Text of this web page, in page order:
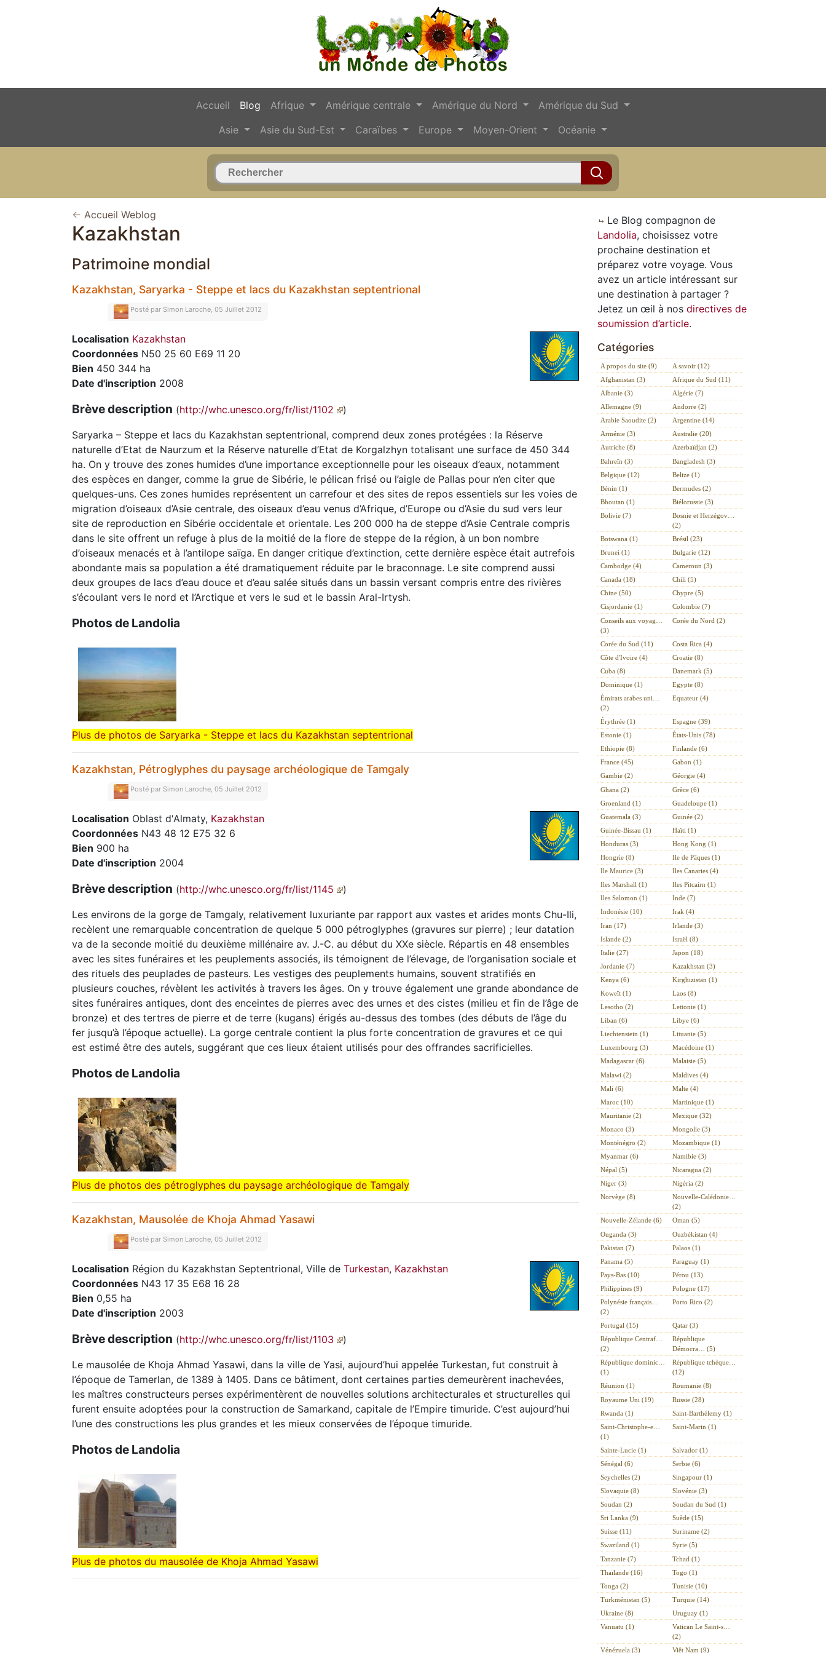
Accueil Blog Afrique Amérique centrale Amérique du Nord
Amérique du Sud
Asie
Asie du Sud-Est Caraïbes Europe Moyen-Orient Océanie
← Accueil Weblog
Kazakhstan
Patrimoine mondial
Kazakhstan, Saryarka - Steppe et lacs du Kazakhstan septentrional
Posté par Simon Laroche, 05 Juillet 2012
Localisation Kazakhstan
Coordonnées N50 25 60 E69 11 20
Bien 450 344 ha
Date d'inscription 2008
Brève description (http://whc.unesco.org/fr/list/1102 )
Saryarka – Steppe et lacs du Kazakhstan septentrional, comprend deux zones protégées : la Réserve
naturelle d’Etat de Naurzum et la Réserve naturelle d’Etat de Korgalzhyn totalisant une surface de 450 344
ha. On y trouve des zones humides d’une importance exceptionnelle pour les oiseaux d’eaux, notamment
des espèces en danger, comme la grue de Sibérie, le pélican frisé ou l’aigle de Pallas pour n’en citer que
quelques-uns. Ces zones humides représentent un carrefour et des sites de repos essentiels sur les voies de
migration d’oiseaux d’Asie centrale, des oiseaux d’eau venus d’Afrique, d’Europe ou d’Asie du sud vers leur
site de reproduction en Sibérie occidentale et orientale. Les 200 000 ha de steppe d’Asie Centrale compris
dans le site offrent un refuge à plus de la moitié de la flore de steppe de la région, à un bon nombre
d’oiseaux menacés et à l’antilope saïga. En danger critique d’extinction, cette dernière espèce était autrefois
abondante mais sa population a été dramatiquement réduite par le braconnage. Le site comprend aussi
deux groupes de lacs d’eau douce et d’eau salée situés dans un bassin versant compris entre des rivières
s’écoulant vers le nord et l’Arctique et vers le sud et le bassin Aral-Irtysh.
Photos de Landolia
Plus de photos de Saryarka - Steppe et lacs du Kazakhstan septentrional
Kazakhstan, Pétroglyphes du paysage archéologique de Tamgaly
Posté par Simon Laroche, 05 Juillet 2012
Localisation Oblast d'Almaty, Kazakhstan
Coordonnées N43 48 12 E75 32 6
Bien 900 ha
Date d'inscription 2004
Brève description (http://whc.unesco.org/fr/list/1145 )
Les environs de la gorge de Tamgaly, relativement luxuriante par rapport aux vastes et arides monts Chu-Ili,
recèlent une remarquable concentration de quelque 5 000 pétroglyphes (gravures sur pierre) ; leur datation
va de la seconde moitié du deuxième millénaire av. J.-C. au début du XXe siècle. Répartis en 48 ensembles
avec les sites funéraires et les peuplements associés, ils témoignent de l’élevage, de l’organisation sociale et
des rituels des peuplades de pasteurs. Les vestiges des peuplements humains, souvent stratifiés en
plusieurs couches, révèlent les activités à travers les âges. On y trouve également une grande abondance de
sites funéraires antiques, dont des enceintes de pierres avec des urnes et des cistes (milieu et fin de l’âge de
bronze) et des tertres de pierre et de terre (kugans) érigés au-dessus des tombes (des débuts de l’âge du
fer jusqu’à l’époque actuelle). La gorge centrale contient la plus forte concentration de gravures et ce qui
est estimé être des autels, suggérant que ces lieux étaient utilisés pour des offrandes sacrificielles.
Photos de Landolia
Plus de photos des pétroglyphes du paysage archéologique de Tamgaly
Kazakhstan, Mausolée de Khoja Ahmad Yasawi
Posté par Simon Laroche, 05 Juillet 2012
Localisation Région du Kazakhstan Septentrional, Ville de Turkestan, Kazakhstan
Coordonnées N43 17 35 E68 16 28
Bien 0,55 ha
Date d'inscription 2003
Brève description (http://whc.unesco.org/fr/list/1103 )
Le mausolée de Khoja Ahmad Yasawi, dans la ville de Yasi, aujourd’hui appelée Turkestan, fut construit à
l’époque de Tamerlan, de 1389 à 1405. Dans ce bâtiment, dont certaines parties demeurèrent inachevées,
les maîtres constructeurs perses expérimentèrent de nouvelles solutions architecturales et structurelles qui
furent ensuite adoptées pour la construction de Samarkand, capitale de l’Empire timuride. C’est aujourd’hui
l’une des constructions les plus grandes et les mieux conservées de l’époque timuride.
Photos de Landolia
Plus de photos du mausolée de Khoja Ahmad Yasawi
Le Blog compagnon de
Landolia, choisissez votre
prochaine destination et
préparez votre voyage. Vous
avez un article intéressant sur
une destination à partager ?
Jetez un œil à nos directives de
soumission d’article.
Catégories
A propos du site (9)
A savoir (12)
Afghanistan (3)
Afrique du Sud (11)
Albanie (3)
Algérie (7)
Allemagne (9)
Andorre (2)
Arabie Saoudite (2)
Argentine (14)
Arménie (3)
Australie (20)
Autriche (8)
Azerbaïdjan (2)
Bahreïn (3)
Bangladesh (3)
Belgique (12)
Belize (1)
Bénin (1)
Bermudes (2)
Bhoutan (1)
Biélorussie (3)
Bolivie (7)
Bosnie et Herzégov…
(2)
Botswana (1)
Brésil (23)
Brunei (1)
Bulgarie (12)
Cambodge (4)
Cameroun (3)
Canada (18)
Chili (5)
Chine (50)
Chypre (5)
Cisjordanie (1)
Colombie (7)
Conseils aux voyag…
(3)
Corée du Nord (2)
Corée du Sud (11)
Costa Rica (4)
Côte d'Ivoire (4)
Croatie (8)
Cuba (8)
Danemark (5)
Dominique (1)
Egypte (8)
Émirats arabes uni…
(2)
Equateur (4)
Érythrée (1)
Espagne (39)
Estonie (1)
États-Unis (78)
Ethiopie (8)
Finlande (6)
France (45)
Gabon (1)
Gambie (2)
Géorgie (4)
Ghana (2)
Grèce (6)
Groenland (1)
Guadeloupe (1)
Guatemala (3)
Guinée (2)
Guinée-Bissau (1)
Haïti (1)
Honduras (3)
Hong Kong (1)
Hongrie (8)
Ile de Pâques (1)
Ile Maurice (3)
Iles Canaries (4)
Iles Marshall (1)
Iles Pitcairn (1)
Iles Salomon (1)
Inde (7)
Indonésie (10)
Irak (4)
Iran (17)
Irlande (3)
Islande (2)
Israël (8)
Italie (27)
Japon (18)
Jordanie (7)
Kazakhstan (3)
Kenya (6)
Kirghizistan (1)
Koweït (1)
Laos (8)
Lesotho (2)
Lettonie (1)
Liban (6)
Libye (6)
Liechtenstein (1)
Lituanie (5)
Luxembourg (3)
Macédoine (1)
Madagascar (6)
Malaisie (5)
Malawi (2)
Maldives (4)
Mali (6)
Malte (4)
Maroc (10)
Martinique (1)
Mauritanie (2)
Mexique (32)
Monaco (3)
Mongolie (3)
Monténégro (2)
Mozambique (1)
Myanmar (6)
Namibie (3)
Népal (5)
Nicaragua (2)
Niger (3)
Nigéria (2)
Norvège (8)
Nouvelle-Calédonie…
(2)
Nouvelle-Zélande (6)
Oman (5)
Ouganda (3)
Ouzbékistan (4)
Pakistan (7)
Palaos (1)
Panama (5)
Paraguay (1)
Pays-Bas (10)
Pérou (13)
Philippines (9)
Pologne (17)
Polynésie français…
(2)
Porto Rico (2)
Portugal (15)
Qatar (3)
République Centraf…
(2)
République
Démocra… (5)
République dominic…
(1)
République tchèque…
(12)
Réunion (1)
Roumanie (8)
Royaume Uni (19)
Russie (28)
Rwanda (1)
Saint-Barthélemy (1)
Saint-Christophe-e…
(1)
Saint-Marin (1)
Sainte-Lucie (1)
Salvador (1)
Sénégal (6)
Serbie (6)
Seychelles (2)
Singapour (1)
Slovaquie (8)
Slovénie (3)
Soudan (2)
Soudan du Sud (1)
Sri Lanka (9)
Suède (15)
Suisse (11)
Suriname (2)
Swaziland (1)
Syrie (5)
Tanzanie (7)
Tchad (1)
Thaïlande (16)
Togo (1)
Tonga (2)
Tunisie (10)
Turkménistan (5)
Turquie (14)
Ukraine (8)
Uruguay (1)
Vanuatu (1)
Vatican Le Saint-s…
(2)
Vénézuela (3)
Viêt Nam (9)